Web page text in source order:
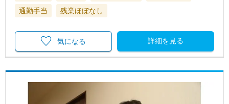
通勤手当
残業ほぼなし
詳細を見る
気になる